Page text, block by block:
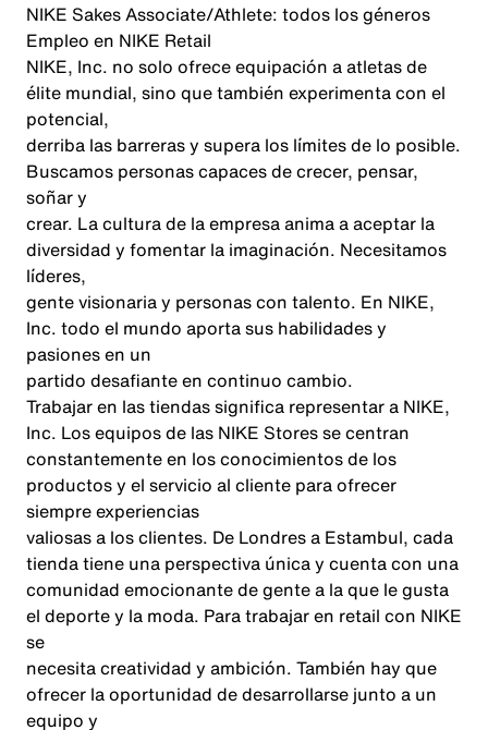
NIKE Sakes Associate/Athlete: todos los géneros
Empleo en NIKE Retail
NIKE, Inc. no solo ofrece equipación a atletas de
élite mundial, sino que también experimenta con el
potencial,
derriba las barreras y supera los límites de lo posible.
Buscamos personas capaces de crecer, pensar,
soñar y
crear. La cultura de la empresa anima a aceptar la
diversidad y fomentar la imaginación. Necesitamos
líderes,
gente visionaria y personas con talento. En NIKE,
Inc. todo el mundo aporta sus habilidades y
pasiones en un
partido desafiante en continuo cambio.
Trabajar en las tiendas significa representar a NIKE,
Inc. Los equipos de las NIKE Stores se centran
constantemente en los conocimientos de los
productos y el servicio al cliente para ofrecer
siempre experiencias
valiosas a los clientes. De Londres a Estambul, cada
tienda tiene una perspectiva única y cuenta con una
comunidad emocionante de gente a la que le gusta
el deporte y la moda. Para trabajar en retail con NIKE
se
necesita creatividad y ambición. También hay que
ofrecer la oportunidad de desarrollarse junto a un
equipo y